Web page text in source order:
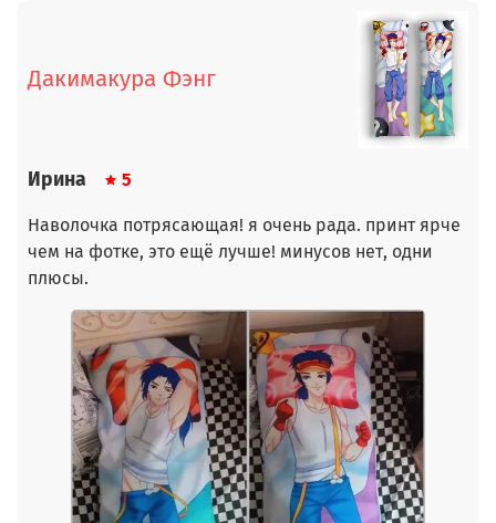
Дакимакура Фэнг
Ирина 5
Наволочка потрясающая! я очень рада. принт ярче
чем на фотке, это ещё лучше! минусов нет, одни
плюсы.